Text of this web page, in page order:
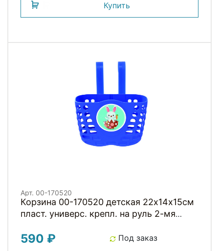
Купить
Арт. 00-170520
Корзина 00-170520 детская 22х14х15см
пласт. универс. крепл. на руль 2-мя
590 ₽ Под заказ